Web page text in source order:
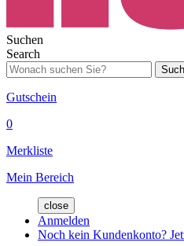
Suchen
Search
Gutschein
0
Merkliste
Mein Bereich
close
Anmelden
Noch kein Kundenkonto?